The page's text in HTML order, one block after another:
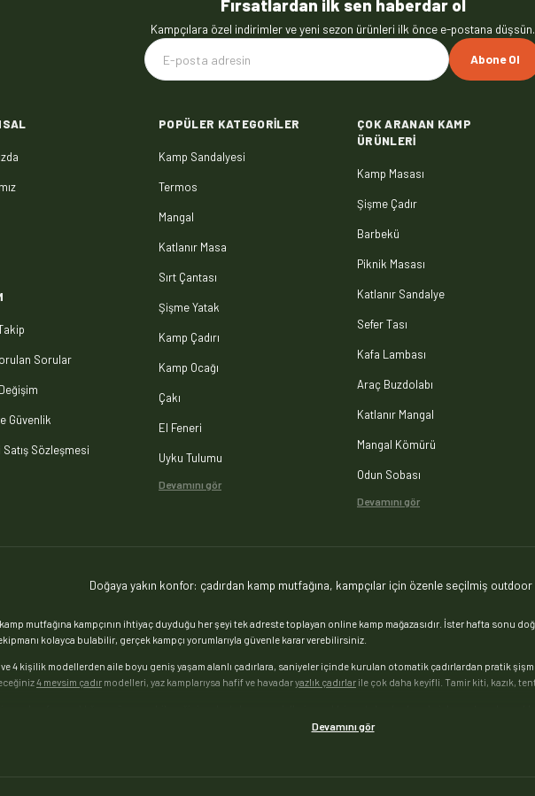
Fırsatlardan ilk sen haberdar ol
Kampçılara özel indirimler ve yeni sezon ürünleri ilk önce e-postana düşsün.
Abone Ol
Sorular
Güvenlik
Satış Sözleşmesi
POPÜLER KATEGORILER
Kamp Sandalyesi
Termos
Mangal
Katlanır Masa
Sırt Çantası
Şişme Yatak
Kamp Çadırı
Kamp Ocağı
Çakı
El Feneri
Uyku Tulumu
Devamını gör
ÇOK ARANAN KAMP
ÜRÜNLERI
Kamp Masası
Şişme Çadır
Barbekü
Piknik Masası
Katlanır Sandalye
Sefer Tası
Kafa Lambası
Araç Buzdolabı
Katlanır Mangal
Mangal Kömürü
Odun Sobası
Devamını gör
Doğaya yakın konfor: çadırdan kamp mutfağına, kampçılar için özenle seçilmiş outdoor
mutfağına kampçının ihtiyaç duyduğu her şeyi tek adreste toplayan online kamp mağazasıdır. İster hafta sonu
kolayca bulabilir, gerçek kampçı yorumlarıyla güvenle karar verebilirsiniz.
4 kişilik modellerden aile boyu geniş yaşam alanlı çadırlara, saniyeler içinde kurulan otomatik çadırlardan pratik
4 mevsim çadır modelleri, yaz kamplarıysa hafif ve havadaryazlık çadırlar ile çok daha keyifli. Tamir kiti, kazık,
kategorimizde tek ve çift kişilik şişme yataklar, kendinden şişen matlar ve yalıtımlı kamp minderleri; ağaçlar arasında
Devamını gör